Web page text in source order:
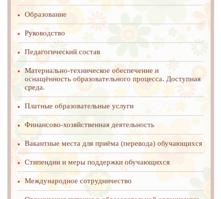
Образование
Руководство
Педагогический состав
Материально-техническое обеспечение и
оснащённость образовательного процесса. Доступная
среда.
Платные образовательные услуги
Финансово-хозяйственная деятельность
Вакантные места для приёма (перевода) обучающихся
Стипендии и меры поддержки обучающихся
Международное cотрудничество